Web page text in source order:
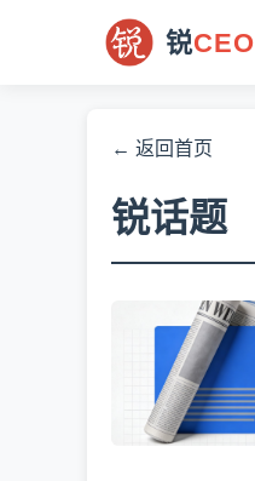
锐CEO
← 返回首页
锐话题